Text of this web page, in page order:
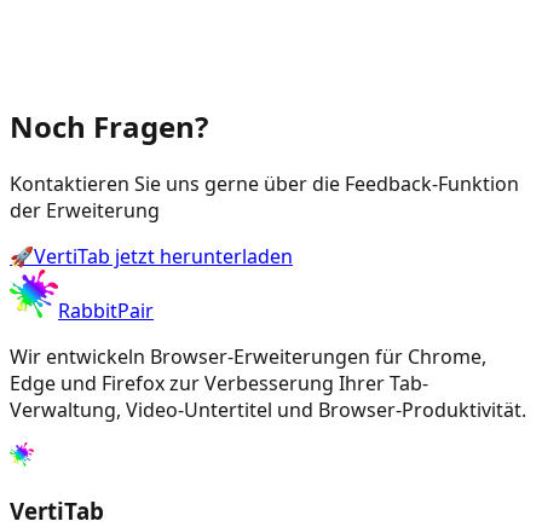
Noch Fragen?
Kontaktieren Sie uns gerne über die Feedback-Funktion
der Erweiterung
🚀VertiTab jetzt herunterladen
RabbitPair
Wir entwickeln Browser-Erweiterungen für Chrome,
Edge und Firefox zur Verbesserung Ihrer Tab-
Verwaltung, Video-Untertitel und Browser-Produktivität.
VertiTab